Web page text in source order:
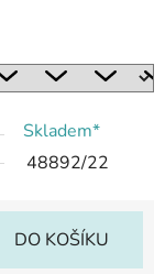
Skladem*
48892/22
DO KOŠÍKU